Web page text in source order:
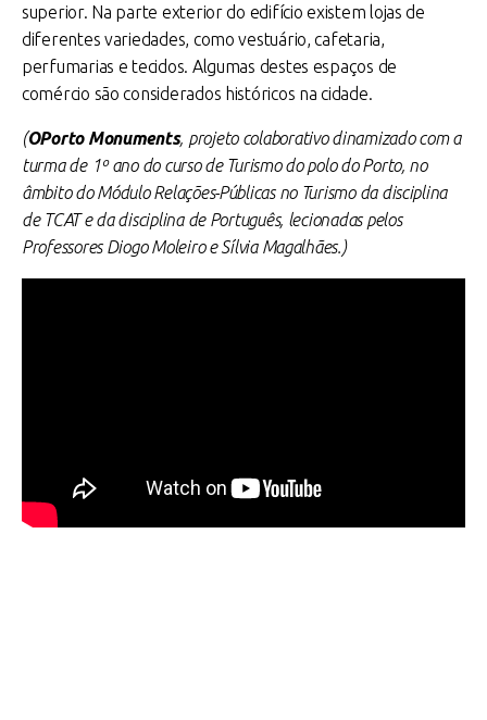
superior. Na parte exterior do edifício existem lojas de
diferentes variedades, como vestuário, cafetaria,
perfumarias e tecidos. Algumas destes espaços de
comércio são considerados históricos na cidade.
(OPorto Monuments, projeto colaborativo dinamizado com a
turma de 1º ano do curso de Turismo do polo do Porto, no
âmbito do Módulo Relações-Públicas no Turismo da disciplina
de TCAT e da disciplina de Português, lecionadas pelos
Professores Diogo Moleiro e Sílvia Magalhães.)